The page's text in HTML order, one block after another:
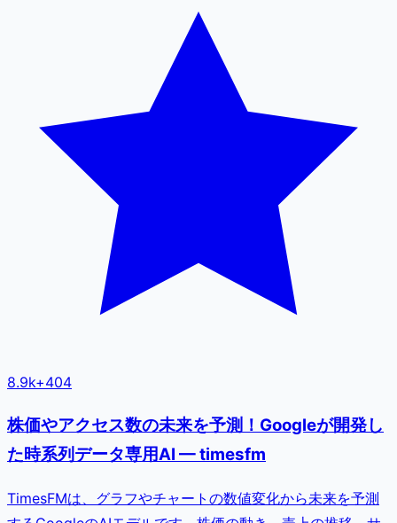
8.9k+404
株価やアクセス数の未来を予測！Googleが開発し
た時系列データ専用AI — timesfm
TimesFMは、グラフやチャートの数値変化から未来を予測